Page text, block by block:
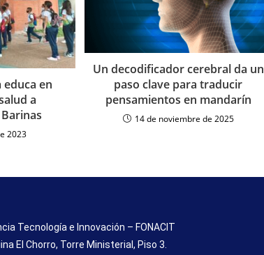
educa en
a
2023
Un decodificador cerebral da un
paso clave para traducir
pensamientos en mandarín
14 de noviembre de 2025
Tecnología e Innovación – FONACIT
El Chorro, Torre Ministerial, Piso 3.